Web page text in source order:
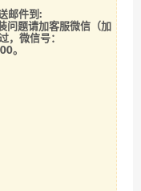
邮件到:
问题请加客服微信（加
，微信号：
。